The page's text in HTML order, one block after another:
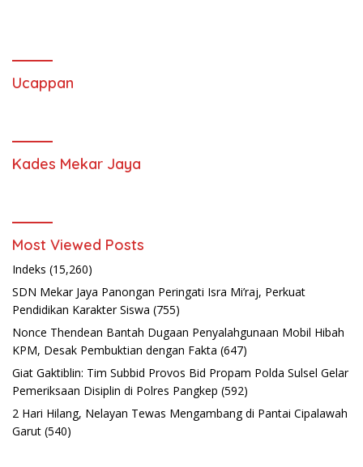
Ucappan
Kades Mekar Jaya
Most Viewed Posts
Indeks (15,260)
SDN Mekar Jaya Panongan Peringati Isra Mi’raj, Perkuat
Pendidikan Karakter Siswa (755)
Nonce Thendean Bantah Dugaan Penyalahgunaan Mobil Hibah
KPM, Desak Pembuktian dengan Fakta (647)
Giat Gaktiblin: Tim Subbid Provos Bid Propam Polda Sulsel Gelar
Pemeriksaan Disiplin di Polres Pangkep (592)
2 Hari Hilang, Nelayan Tewas Mengambang di Pantai Cipalawah
Garut (540)